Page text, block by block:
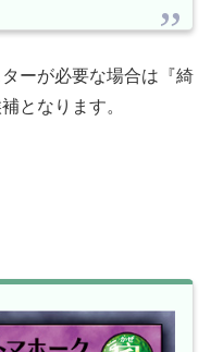
ーが必要な場合は『綺
となります。